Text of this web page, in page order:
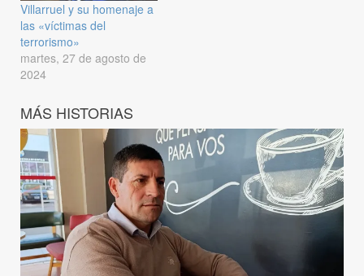
Villarruel y su homenaje a
las «víctimas del
terrorismo»
martes, 27 de agosto de
2024
MÁS HISTORIAS